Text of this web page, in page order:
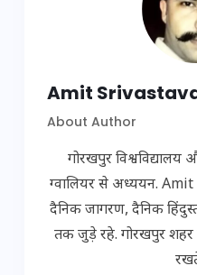
Amit
About Author
गोरखपुर विश्वविद्यालय
ग्वालियर से अध्ययन.
दैनिक जागरण, दैनिक
तक जुड़े रहे. गोरखपुर शहर